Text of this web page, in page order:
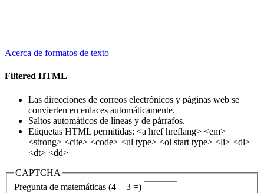
Acerca de formatos de texto
Filtered HTML
Las direcciones de correos electrónicos y páginas web se
convierten en enlaces automáticamente.
Saltos automáticos de líneas y de párrafos.
Etiquetas HTML permitidas: <a href hreflang> <em>
<strong> <cite> <code> <ul type> <ol start type> <li> <dl>
<dt> <dd>
CAPTCHA
Pregunta de matemáticas (4 + 3 =)